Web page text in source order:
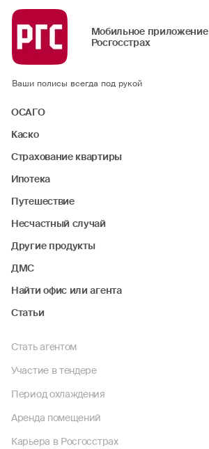
Мобильное приложение
Росгосстрах
Ваши полисы всегда под рукой
ОСАГО
Каско
Страхование квартиры
Ипотека
Путешествие
Несчастный случай
Другие продукты
ДМС
Найти офис или агента
Статьи
Стать агентом
Участие в тендере
Период охлаждения
Аренда помещений
Карьера в Росгосстрах